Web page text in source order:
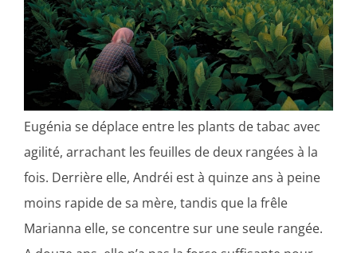
Eugénia se déplace entre les plants de tabac avec
agilité, arrachant les feuilles de deux rangées à la
fois. Derrière elle, Andréi est à quinze ans à peine
moins rapide de sa mère, tandis que la frêle
Marianna elle, se concentre sur une seule rangée.